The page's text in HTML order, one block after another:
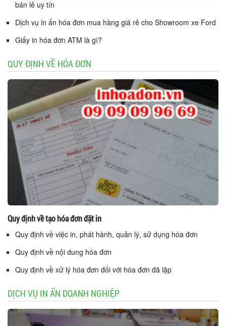
bán lẻ uy tín
Dịch vụ in ấn hóa đơn mua hàng giá rẻ cho Showroom xe Ford
Giấy in hóa đơn ATM là gì?
QUY ĐỊNH VỀ HÓA ĐƠN
Quy định về tạo hóa đơn đặt in
Quy định về việc in, phát hành, quản lý, sử dụng hóa đơn
Quy định về nội dung hóa đơn
Quy định về xử lý hóa đơn đối với hóa đơn đã lập
DỊCH VỤ IN ẤN DOANH NGHIỆP